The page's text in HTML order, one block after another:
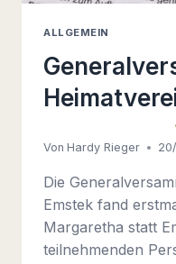
ALLGEMEIN
Von Hardy Rieger
Die
Emstek fand
Margaretha statt
teilnehmenden